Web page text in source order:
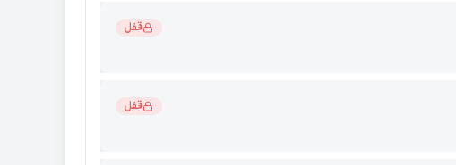
قفل
قفل